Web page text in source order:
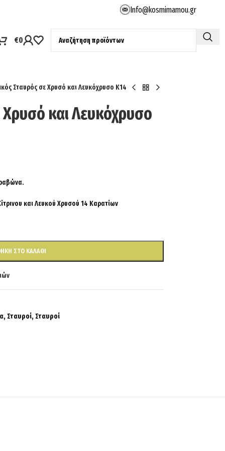
Info@kosmimamou.gr
€0
Σταυρός σε Χρυσό και Λευκόχρυσο Κ14
και Λευκόχρυσο
και Λευκού Χρυσού 14 Καρατίων
ΣΤΟ ΚΑΛΆΘΙ
, Σταυροί, Σταυροί